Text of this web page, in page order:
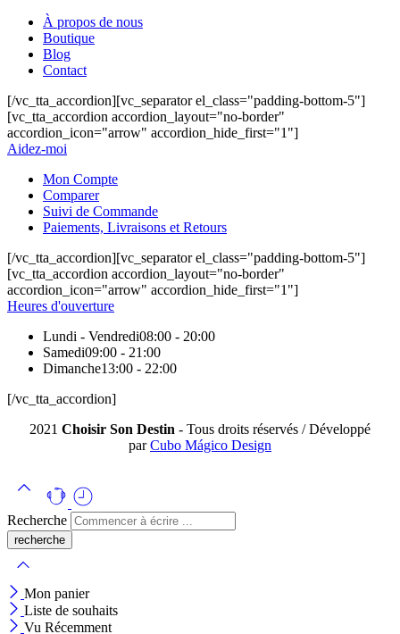
À propos de nous
Boutique
Blog
Contact
[/vc_tta_accordion][vc_separator el_class="padding-bottom-5"]
[vc_tta_accordion accordion_layout="no-border"
accordion_icon="arrow" accordion_hide_first="1"]
Aidez-moi
Mon Compte
Comparer
Suivi de Commande
Paiements, Livraisons et Retours
[/vc_tta_accordion][vc_separator el_class="padding-bottom-5"]
[vc_tta_accordion accordion_layout="no-border"
accordion_icon="arrow" accordion_hide_first="1"]
Heures d'ouverture
Lundi - Vendredi08:00 - 20:00
Samedi09:00 - 21:00
Dimanche13:00 - 22:00
[/vc_tta_accordion]
2021 Choisir Son Destin - Tous droits réservés / Développé
parCubo Mágico Design
Recherche
Mon panier
Liste de souhaits
Vu Récemment